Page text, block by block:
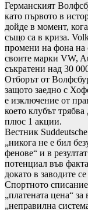
Германският
като първото в
дойде в момент,
също са в криза.
промени на фона на
своите марки VW,
съкратени над 30
Отборът от
защото заедно с
е изключение от
което клубът
плюс 1 акции.
Вестник
„никога не е бил
фенове“ и в
потенциал във
докато в заводите
Спортното
„платената цена“
„неправилна